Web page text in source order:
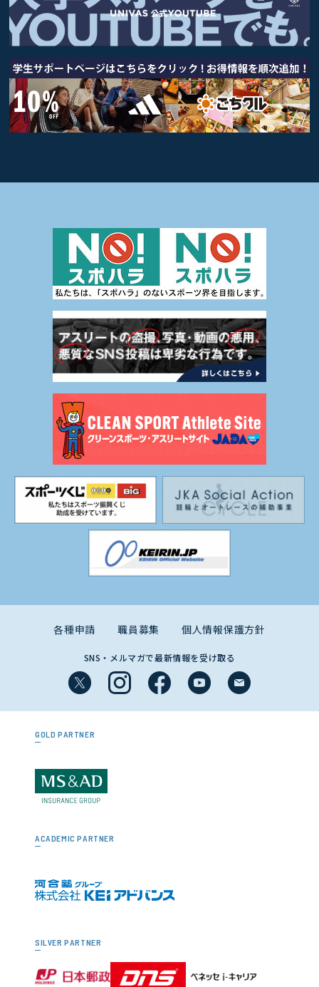
各種申請 職員募集 個人情報保護方針
SNS・メルマガで最新情報を受け取る
GOLD PARTNER
ACADEMIC PARTNER
SILVER PARTNER